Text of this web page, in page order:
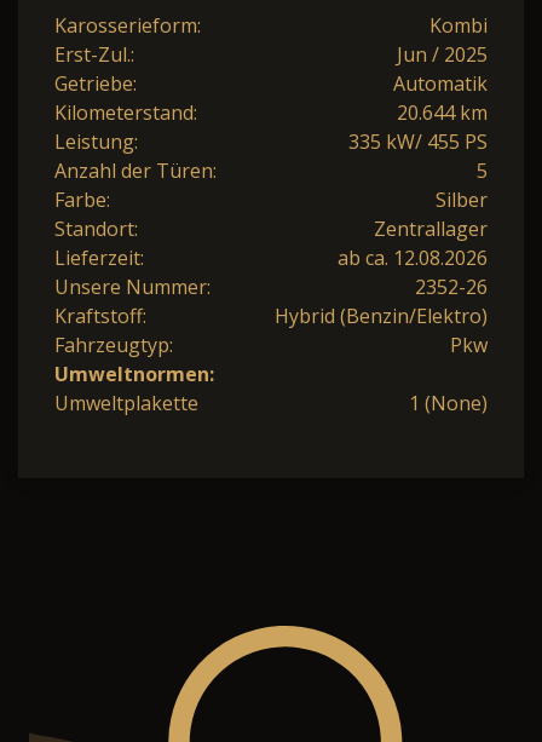
Karosserieform:
Kombi
Erst-Zul.:
Jun / 2025
Getriebe:
Automatik
Kilometerstand:
20.644 km
Leistung:
335 kW/ 455 PS
Anzahl der Türen:
5
Farbe:
Silber
Standort:
Zentrallager
Lieferzeit:
ab ca. 12.08.2026
Unsere Nummer:
2352-26
Kraftstoff:
Hybrid (Benzin/Elektro)
Fahrzeugtyp:
Pkw
Umweltnormen:
Umweltplakette
1 (None)